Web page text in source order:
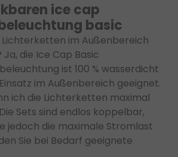
ice cap
basic
Lichterketten im Außenbereich
die Ice Cap Basic
ist 100 % wasserdicht
im Außenbereich geeignet.
ich die Lichterketten maximal
Sets sind endlos koppelbar,
jedoch die maximale Stromlast
Sie bei Bedarf geeignete